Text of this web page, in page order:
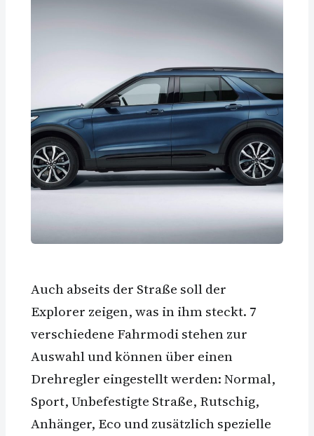
Auch abseits der Straße soll der
Explorer zeigen, was in ihm steckt. 7
verschiedene Fahrmodi stehen zur
Auswahl und können über einen
Drehregler eingestellt werden: Normal,
Sport, Unbefestigte Straße, Rutschig,
Anhänger, Eco und zusätzlich spezielle